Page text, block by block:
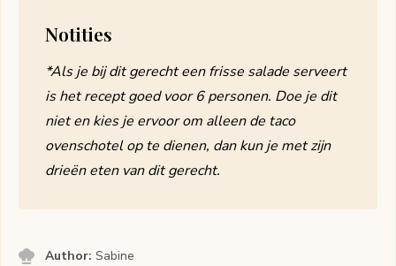
Notities
*Als je bij dit gerecht een frisse salade serveert
is het recept goed voor 6 personen. Doe je dit
niet en kies je ervoor om alleen de taco
ovenschotel op te dienen, dan kun je met zijn
drieën eten van dit gerecht.
Author:Sabine